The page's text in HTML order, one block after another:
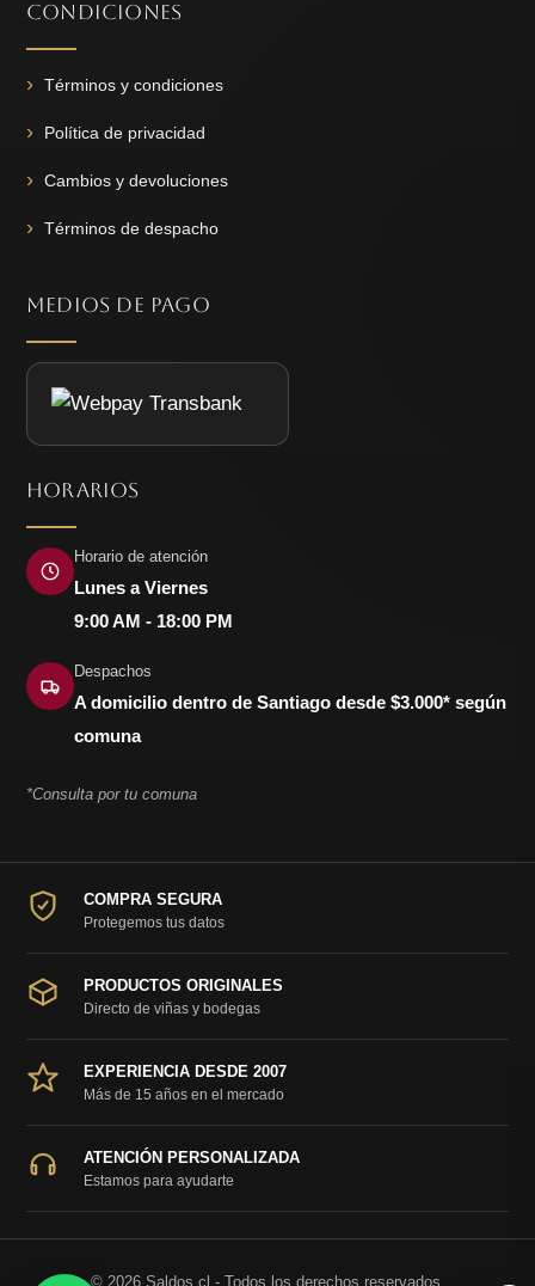
CONDICIONES
Términos y condiciones
Política de privacidad
Cambios y devoluciones
Términos de despacho
MEDIOS DE PAGO
HORARIOS
Horario de atención
Lunes a Viernes
9:00 AM - 18:00 PM
Despachos
A domicilio dentro de Santiago desde $3.000* según
comuna
*Consulta por tu comuna
COMPRA SEGURA
Protegemos tus datos
PRODUCTOS ORIGINALES
Directo de viñas y bodegas
EXPERIENCIA DESDE 2007
Más de 15 años en el mercado
ATENCIÓN PERSONALIZADA
Estamos para ayudarte
© 2026 Saldos.cl - Todos los derechos reservados.